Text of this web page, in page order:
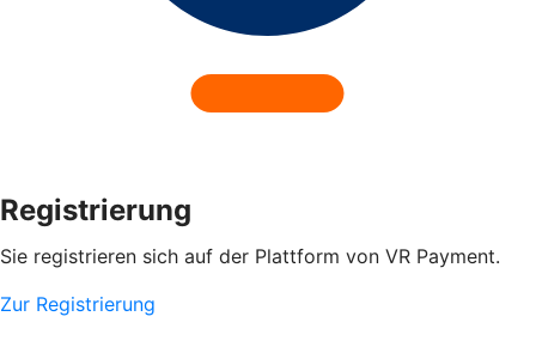
Registrierung
Sie registrieren sich auf der Plattform von VR Payment.
Zur Registrierung